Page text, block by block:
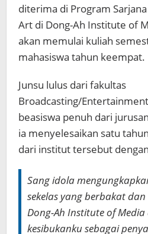
diterima di Program
Art di Dong-Ah Institute of
akan memulai kuliah
mahasiswa tahun keempat.
Junsu lulus dari fakultas
Broadcasting/
beasiswa penuh dari
ia menyelesaikan satu
dari institut tersebut
Sang idola
sekelas yang berbakat
Dong-Ah Institute of
kesibukanku sebagai